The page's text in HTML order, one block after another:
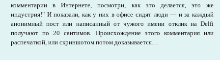
комментарии в Интернете, посмотри, как это делается, это же
индустрия!" И показали, как у них в офисе сидят люди — и за каждый
анонимный пост или написанный от чужого имени отклик на Delfi
получают по 20 сантимов. Происхождение этого комментария или
распечаткой, или скриншотом потом доказывается…